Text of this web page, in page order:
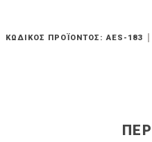
ΚΩΔΙΚΌΣ ΠΡΟΪΌΝΤΟΣ:AES-183